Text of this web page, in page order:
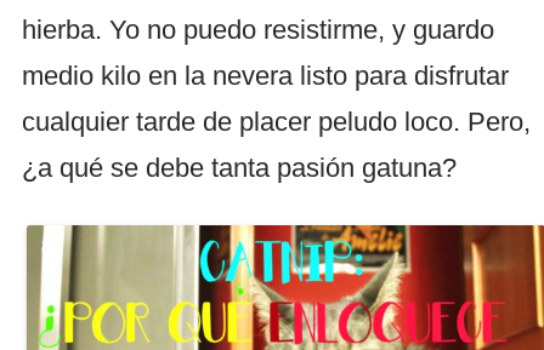
hierba. Yo no puedo resistirme, y guardo
medio kilo en la nevera listo para disfrutar
cualquier tarde de placer peludo loco. Pero,
¿a qué se debe tanta pasión gatuna?